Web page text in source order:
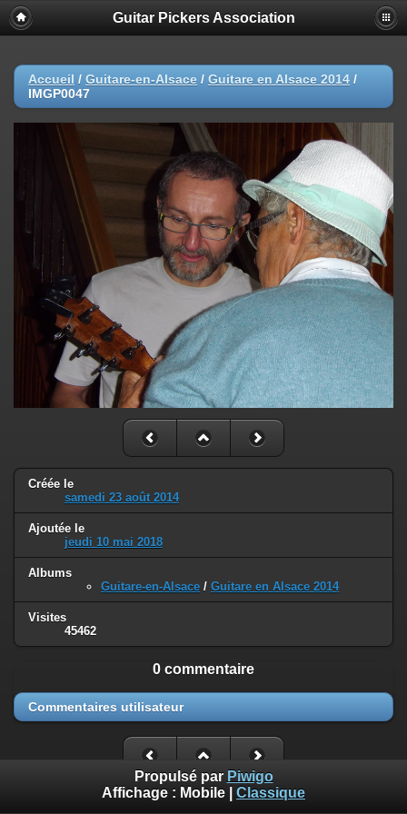
Guitar Pickers Association
Accueil / Guitare-en-Alsace / Guitare en Alsace 2014 /
IMGP0047
Créée le
samedi 23 août 2014
Ajoutée le
jeudi 10 mai 2018
Albums
Guitare-en-Alsace / Guitare en Alsace 2014
Visites
45462
0 commentaire
Commentaires utilisateur
Propulsé par Piwigo
Affichage : Mobile Classique